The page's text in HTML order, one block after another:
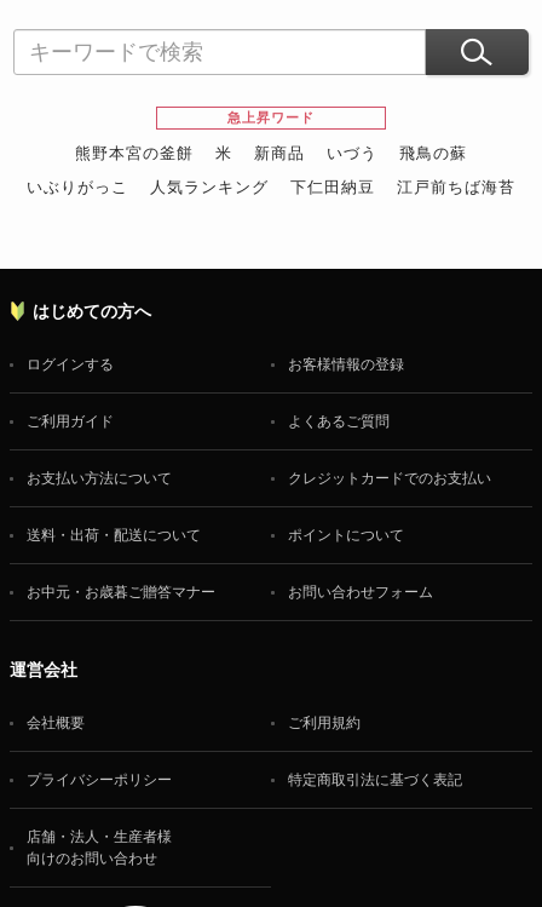
急上昇ワード
熊野本宮の釜餅 米 新商品 いづう
飛鳥の蘇
いぶりがっこ
人気ランキング 下仁田納豆
江戸前ちば海苔
はじめての方へ
ログインする お客様情報の登録
ご利用ガイド よくあるご質問
お支払い方法について クレジットカードでのお支払い
送料・出荷・配送について ポイントについて
お中元・お歳暮ご贈答マナー お問い合わせフォーム
運営会社
会社概要 ご利用規約
プライバシーポリシー 特定商取引法に基づく表記
店舗・法人・生産者様
向けのお問い合わせ